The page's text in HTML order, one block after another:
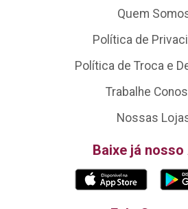
Quem
Política de
Política de Troca e
Trabalhe
Nossas
Baixe já nosso